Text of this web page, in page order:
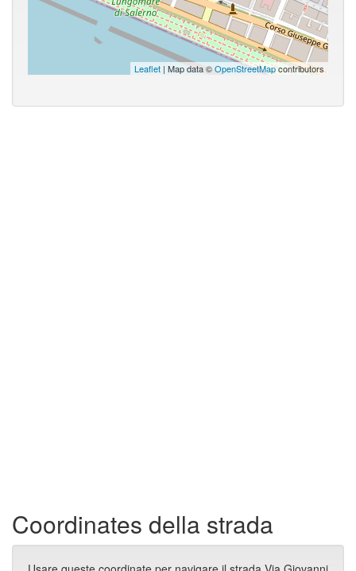
Leaflet | Map data ©OpenStreetMapcontributors
Coordinates della strada